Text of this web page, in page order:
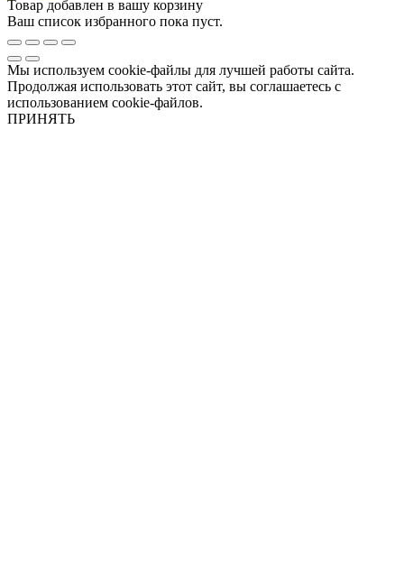
Товар добавлен в вашу корзину
Ваш список избранного пока пуст.
Мы используем cookie-файлы для лучшей работы сайта.
Продолжая использовать этот сайт, вы соглашаетесь с
использованием cookie-файлов.
ПРИНЯТЬ